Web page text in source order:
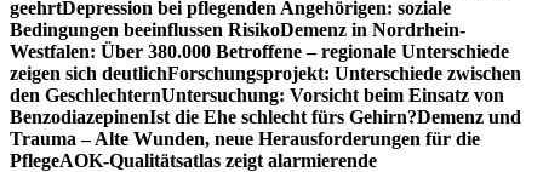
geehrtDepression bei pflegenden Angehörigen: soziale
Bedingungen beeinflussen RisikoDemenz in Nordrhein-
Westfalen: Über 380.000 Betroffene – regionale Unterschiede
zeigen sich deutlichForschungsprojekt: Unterschiede zwischen
den GeschlechternUntersuchung: Vorsicht beim Einsatz von
BenzodiazepinenIst die Ehe schlecht fürs Gehirn?Demenz und
Trauma – Alte Wunden, neue Herausforderungen für die
PflegeAOK-Qualitätsatlas zeigt alarmierende